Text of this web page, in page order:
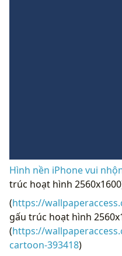
Hình nền iPhone vui
trúc hoạt hình
(https://
gấu trúc hoạt hình
(https://
cartoon-393418)